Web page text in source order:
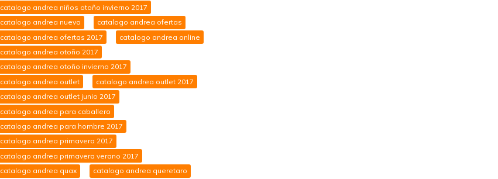
catalogo andrea niños otoño invierno 2017
catalogo andrea nuevo
catalogo andrea ofertas
catalogo andrea ofertas 2017
catalogo andrea online
catalogo andrea otoño 2017
catalogo andrea otoño invierno 2017
catalogo andrea outlet
catalogo andrea outlet 2017
catalogo andrea outlet junio 2017
catalogo andrea para caballero
catalogo andrea para hombre 2017
catalogo andrea primavera 2017
catalogo andrea primavera verano 2017
catalogo andrea quax
catalogo andrea queretaro